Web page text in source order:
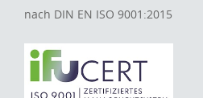
nach DIN EN ISO 9001:2015